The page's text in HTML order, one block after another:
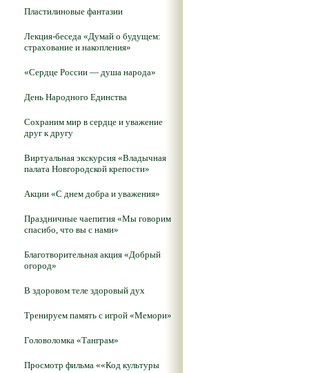
Пластилиновые фантазии
Лекция-беседа «Думай о будущем:
страхование и накопления»
«Сердце России — душа народа»
День Народного Единства
Сохраним мир в сердце и уважение
друг к другу
Виртуальная экскурсия «Владычная
палата Новгородской крепости»
Акции «С днем добра и уважения»
Праздничные чаепития «Мы говорим
спасибо, что вы с нами»
Благотворительная акция «Добрый
огород»
В здоровом теле здоровый дух
Тренируем память с игрой «Мемори»
Головоломка «Танграм»
Просмотр фильма ««Код культуры